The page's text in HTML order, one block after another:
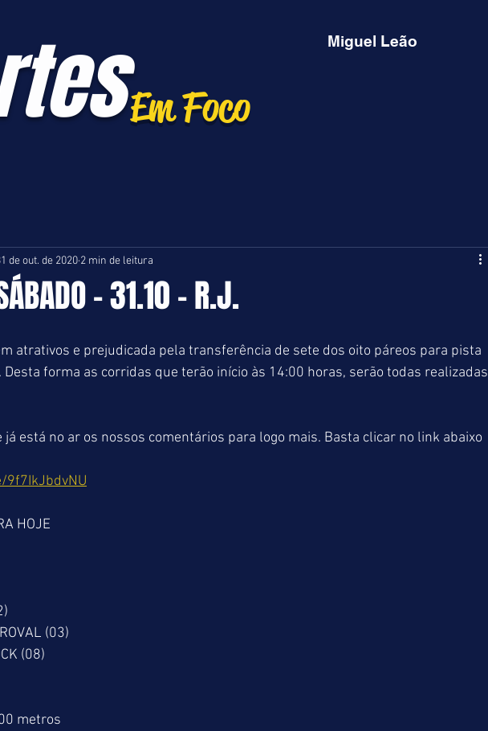
Em Foco
Miguel Leão
- 31.10 - R.J.
de out. de 2020 2 min de leitura
atrativos e prejudicada pela transferência de sete dos oito páreos para pista
Desta forma as corridas que terão início às 14:00 horas, serão todas realizadas
está no ar os nossos comentários para logo mais. Basta clicar no link abaixo
HOJE
(03)
(08)
metros